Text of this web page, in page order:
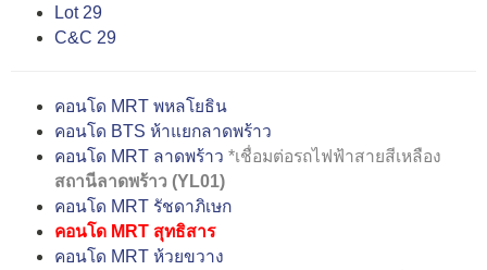
Lot 29
C&C 29
คอนโด MRT พหลโยธิน
คอนโด BTS ห้าแยกลาดพร้าว
คอนโด MRT ลาดพร้าว *เชื่อมต่อรถไฟฟ้าสายสีเหลือง
สถานีลาดพร้าว (YL01)
คอนโด MRT รัชดาภิเษก
คอนโด MRT สุทธิสาร
คอนโด MRT ห้วยขวาง